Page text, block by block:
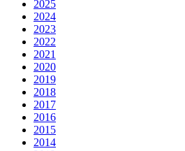
2025
2024
2023
2022
2021
2020
2019
2018
2017
2016
2015
2014